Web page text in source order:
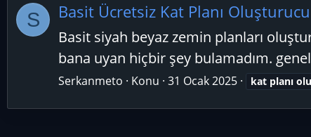
S Basit Ücretsiz Kat Planı
Basit siyah beyaz zemin planları
bana uyan hiçbir şey bulamadım.
Serkanmeto Konu 31 Ocak 2025 kat planı